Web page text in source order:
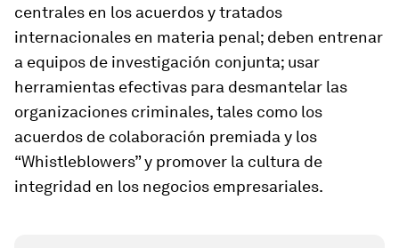
centrales en los acuerdos y tratados
internacionales en materia penal; deben entrenar
a equipos de investigación conjunta; usar
herramientas efectivas para desmantelar las
organizaciones criminales, tales como los
acuerdos de colaboración premiada y los
“Whistleblowers” y promover la cultura de
integridad en los negocios empresariales.